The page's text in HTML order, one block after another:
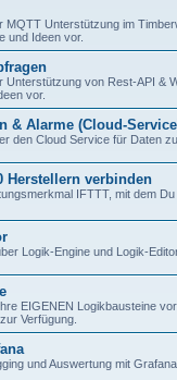
Unterstützung im
und Ideen vor.
von Rest-API &
vor.
& Alarme (Cloud-
den Cloud Service für Daten
Herstellern verbinden
IFTTT, mit dem
Logik-Engine und Logik-
EIGENEN Logikbausteine
Verfügung.
und Auswertung mit Grafana